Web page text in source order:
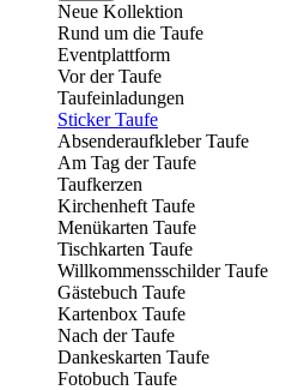
Neue Kollektion
Rund um die Taufe
Eventplattform
Vor der Taufe
Taufeinladungen
Sticker Taufe
Absenderaufkleber Taufe
Am Tag der Taufe
Taufkerzen
Kirchenheft Taufe
Menükarten Taufe
Tischkarten Taufe
Willkommensschilder Taufe
Gästebuch Taufe
Kartenbox Taufe
Nach der Taufe
Dankeskarten Taufe
Fotobuch Taufe